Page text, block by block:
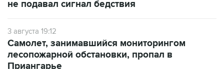
3 августа 19:12
лесопожарной обстановки, пропал в
Приангарье